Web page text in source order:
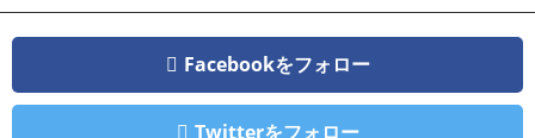
Facebookをフォロー
Twitterをフォロー